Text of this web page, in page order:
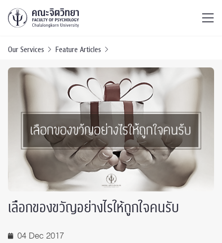
Our Services Feature Articles
เลือกของขวัญอย่างไรให้ถูกใจคนรับ
04 Dec 2017